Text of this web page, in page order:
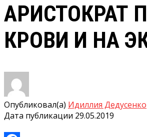
АРИСТОКРАТ
КРОВИ И НА
Опубликовал(а) Идиллия Дедусенко
Дата публикации 29.05.2019